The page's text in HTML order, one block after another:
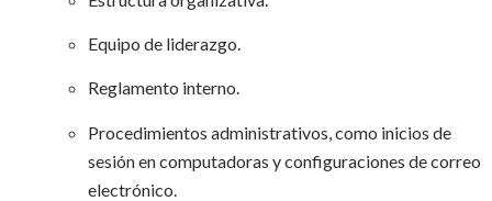
Equipo de liderazgo.
Reglamento interno.
Procedimientos administrativos, como inicios de
sesión en computadoras y configuraciones de correo
electrónico.